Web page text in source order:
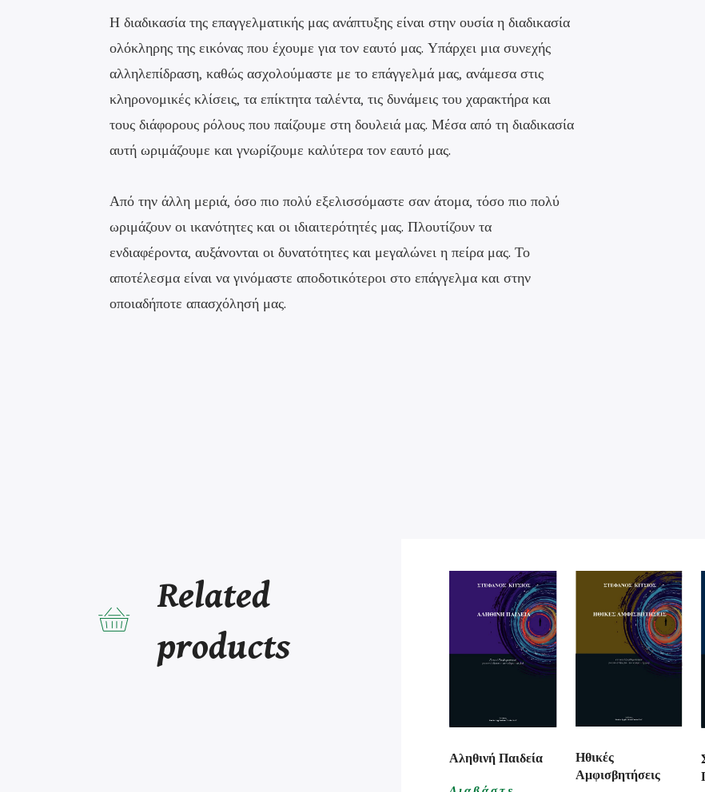
Η διαδικασία της επαγγελματικής μας ανάπτυξης είναι στην ουσία η διαδικασία
ολόκληρης της εικόνας που έχουμε για τον εαυτό μας. Υπάρχει μια συνεχής
αλληλεπίδραση, καθώς ασχολούμαστε με το επάγγελμά μας, ανάμεσα στις
κληρονομικές κλίσεις, τα επίκτητα ταλέντα, τις δυνάμεις του χαρακτήρα και
τους διάφορους ρόλους που παίζουμε στη δουλειά μας. Μέσα από τη διαδικασία
αυτή ωριμάζουμε και γνωρίζουμε καλύτερα τον εαυτό μας.
Από την άλλη μεριά, όσο πιο πολύ εξελισσόμαστε σαν άτομα, τόσο πιο πολύ
ωριμάζουν οι ικανότητες και οι ιδιαιτερότητές μας. Πλουτίζουν τα
ενδιαφέροντα, αυξάνονται οι δυνατότητες και μεγαλώνει η πείρα μας. Το
αποτέλεσμα είναι να γινόμαστε αποδοτικότεροι στο επάγγελμα και στην
οποιαδήποτε απασχόλησή μας.
Related
products
Αληθινή Παιδεία
Ηθικές
Αμφισβητήσεις